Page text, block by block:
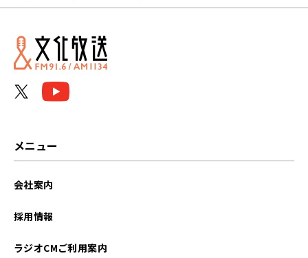
メニュー
会社案内
採用情報
ラジオCMご利用案内